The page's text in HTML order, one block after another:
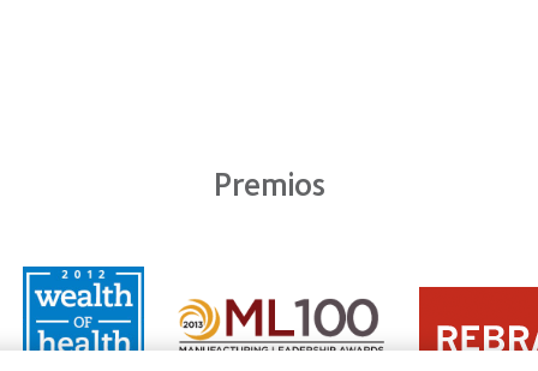
Premios
Learn
more
about
2011:
Learn
more
about
Learn
more
about
2012